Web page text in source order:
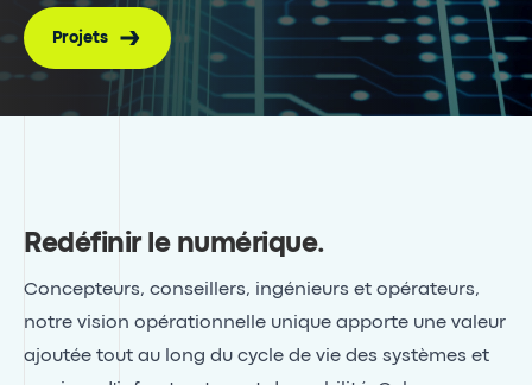
Projets
Redéfinir le numérique.
Concepteurs, conseillers, ingénieurs et opérateurs,
notre vision opérationnelle unique apporte une valeur
ajoutée tout au long du cycle de vie des systèmes et